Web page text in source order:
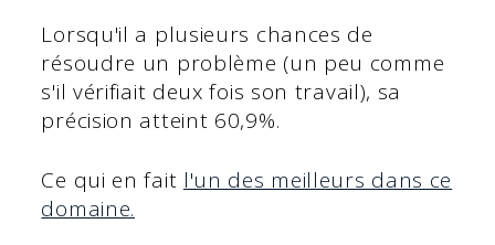
Lorsqu'il a plusieurs chances de
résoudre un problème (un peu comme
s'il vérifiait deux fois son travail), sa
précision atteint 60,9%.
Ce qui en fait l'un des meilleurs dans ce
domaine.